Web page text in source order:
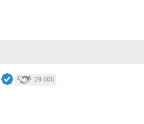
29.005